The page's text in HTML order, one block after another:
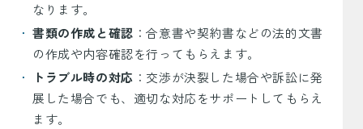
なります。
書類の作成と確認 ：合意書や契約書などの法的文書
の作成や内容確認を行ってもらえます。
トラブル時の対応 ：交渉が決裂した場合や訴訟に発
展した場合でも、適切な対応をサポートしてもらえ
ます。